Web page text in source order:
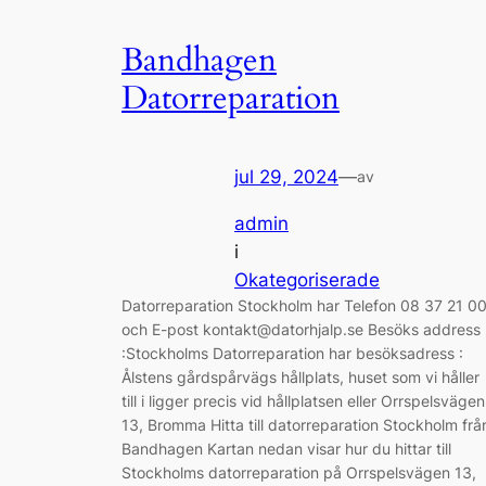
Bandhagen
Datorreparation
jul 29, 2024—av
admin
i
Okategoriserade
Datorreparation Stockholm har Telefon 08 37 21 00
och E-post kontakt@datorhjalp.se Besöks address
:Stockholms Datorreparation har besöksadress :
Ålstens gårdspårvägs hållplats, huset som vi håller
till i ligger precis vid hållplatsen eller Orrspelsvägen
13, Bromma Hitta till datorreparation Stockholm
Bandhagen Kartan nedan visar hur du hittar till
Stockholms datorreparation på Orrspelsvägen 13,